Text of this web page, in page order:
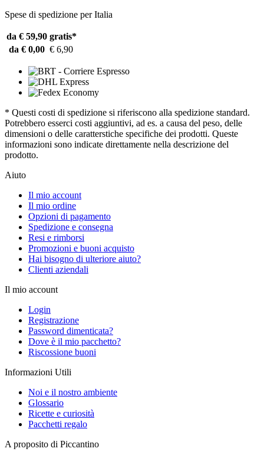
Spese di spedizione per Italia
da € 59,90 gratis*
da € 0,00 € 6,90
* Questi costi di spedizione si riferiscono alla spedizione standard.
Potrebbero esserci costi aggiuntivi, ad es. a causa del peso, delle
dimensioni o delle caratterstiche specifiche dei prodotti. Queste
informazioni sono indicate direttamente nella descrizione del
prodotto.
Aiuto
Il mio account
Il mio ordine
Opzioni di pagamento
Spedizione e consegna
Resi e rimborsi
Promozioni e buoni acquisto
Hai bisogno di ulteriore aiuto?
Clienti aziendali
Il mio account
Login
Registrazione
Password dimenticata?
Dove è il mio pacchetto?
Riscossione buoni
Informazioni Utili
Noi e il nostro ambiente
Glossario
Ricette e curiosità
Pacchetti regalo
A proposito di Piccantino